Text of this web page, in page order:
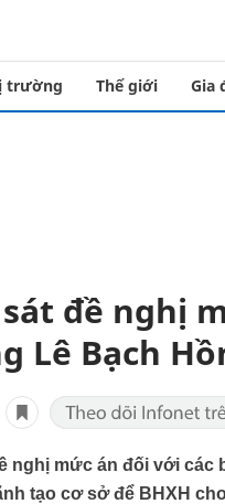
trường Thế giới Gia
đề nghị
Lê Bạch
nghị mức án đối với các
tạo cơ sở để BHXH